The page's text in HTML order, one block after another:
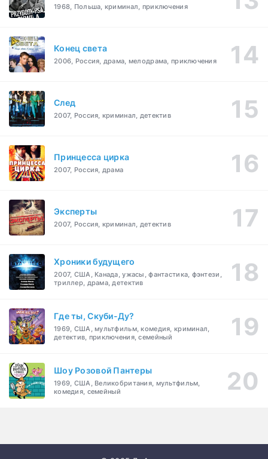
1968, Польша, криминал, приключения
Конец света
2006, Россия, драма, мелодрама, приключения
След
2007, Россия, криминал, детектив
Принцесса цирка
2007, Россия, драма
Эксперты
2007, Россия, криминал, детектив
Хроники будущего
2007, США, Канада, ужасы, фантастика, фэнтези,
триллер, драма, детектив
Где ты, Скуби-Ду?
1969, США, мультфильм, комедия, криминал,
детектив, приключения, семейный
Шоу Розовой Пантеры
1969, США, Великобритания, мультфильм,
комедия, семейный